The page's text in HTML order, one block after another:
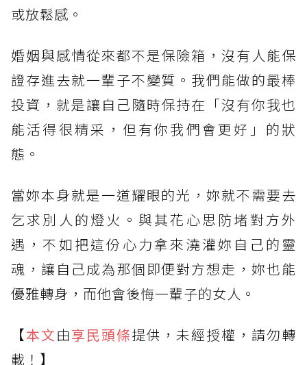
或放鬆感。
婚姻與感情從來都不是保險箱，沒有人能保
證存進去就一輩子不變質。我們能做的最棒
投資，就是讓自己隨時保持在「沒有你我也
能活得很精采，但有你我們會更好」的狀
態。
當妳本身就是一道耀眼的光，妳就不需要去
乞求別人的燈火。與其花心思防堵對方外
遇，不如把這份心力拿來澆灌妳自己的靈
魂，讓自己成為那個即便對方想走，妳也能
優雅轉身，而他會後悔一輩子的女人。
【本文由享民頭條提供，未經授權，請勿轉
載！】